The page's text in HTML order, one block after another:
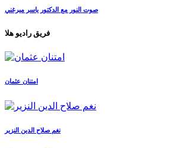
صوت النور مع الدكتور ياسر ميرغني
فريق راديو هلا
امتنان عثمان
نغم صلاح الدين النزير